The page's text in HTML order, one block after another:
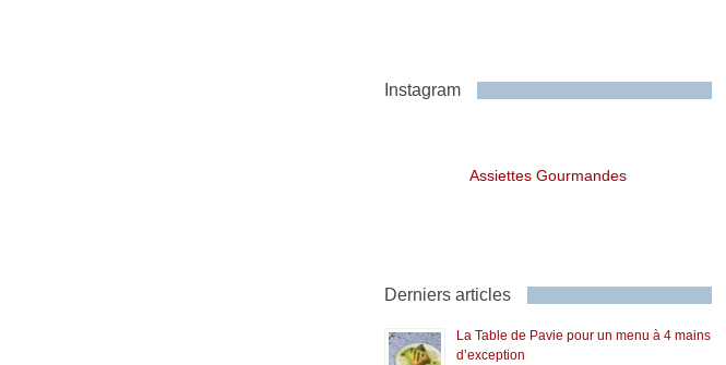
Instagram
Assiettes Gourmandes
Derniers articles
La Table de Pavie pour un menu à 4 mains
d’exception